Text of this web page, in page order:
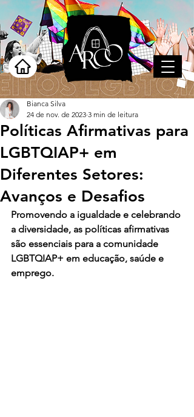
Políticas Afirmativas para
LGBTQIAP+ em
Diferentes Setores:
Avanços e Desafios
Bianca Silva
24 de nov. de 2023 3 min de leitura
Promovendo a igualdade e celebrando
a diversidade, as políticas afirmativas
são essenciais para a comunidade
LGBTQIAP+ em educação, saúde e
emprego.